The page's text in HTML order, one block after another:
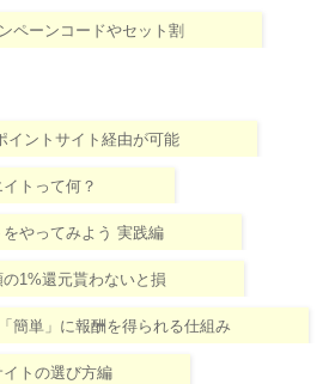
ペーンコードやセット割
イントサイト経由が可能
トって何？
をやってみよう 実践編
1%還元貰わないと損
簡単」に報酬を得られる仕組み
イトの選び方編